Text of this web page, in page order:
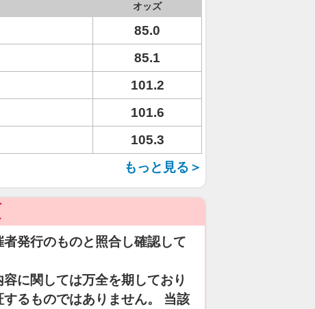
オッズ
85.0
85.1
101.2
101.6
105.3
もっと見る＞
発行のものと照合し確認して
に関しては万全を期しており
るものではありません。 当該